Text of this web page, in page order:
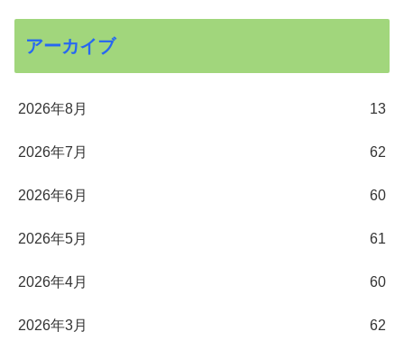
アーカイブ
2026年8月 13
2026年7月 62
2026年6月 60
2026年5月 61
2026年4月 60
2026年3月 62